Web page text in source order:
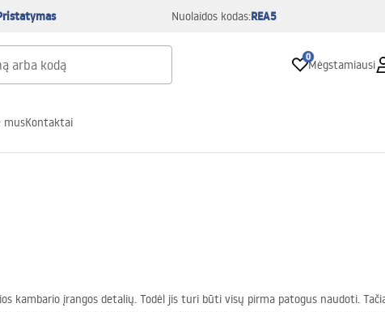
Nuolaidos kodas:REA5
0
Mėgstamiausi
musKontaktai
kambario įrangos detalių. Todėl jis turi būti visų pirma patogus naudoti.